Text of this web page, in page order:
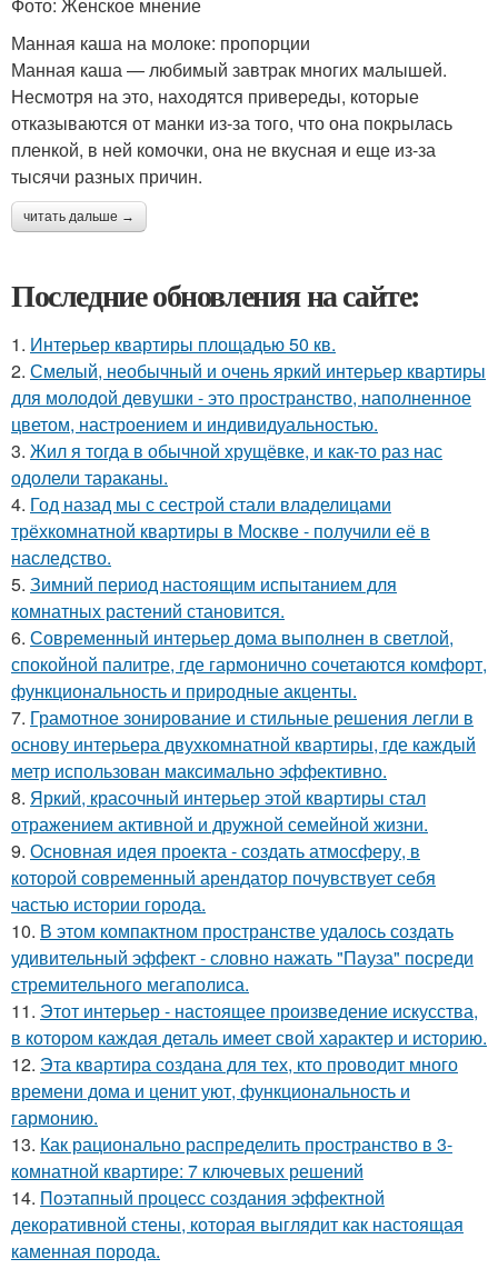
Манная каша на молоке: пропорции
Манная каша — любимый завтрак многих малышей.
Несмотря на это, находятся привереды, которые
отказываются от манки из-за того, что она покрылась
пленкой, в ней комочки, она не вкусная и еще из-за
тысячи разных причин.
читать дальше →
Последние обновления на сайте:
1. Интерьер квартиры площадью 50 кв.
2. Смелый, необычный и очень яркий интерьер квартиры
для молодой девушки - это пространство, наполненное
цветом, настроением и индивидуальностью.
3. Жил я тогда в обычной хрущёвке, и как-то раз нас
одолели тараканы.
4. Год назад мы с сестрой стали владелицами
трёхкомнатной квартиры в Москве - получили её в
наследство.
5. Зимний период настоящим испытанием для
комнатных растений становится.
6. Современный интерьер дома выполнен в светлой,
спокойной палитре, где гармонично сочетаются комфорт,
функциональность и природные акценты.
7. Грамотное зонирование и стильные решения легли в
основу интерьера двухкомнатной квартиры, где каждый
метр использован максимально эффективно.
8. Яркий, красочный интерьер этой квартиры стал
отражением активной и дружной семейной жизни.
9. Основная идея проекта - создать атмосферу, в
которой современный арендатор почувствует себя
частью истории города.
10. В этом компактном пространстве удалось создать
удивительный эффект - словно нажать "Пауза" посреди
стремительного мегаполиса.
11. Этот интерьер - настоящее произведение искусства,
в котором каждая деталь имеет свой характер и историю.
12. Эта квартира создана для тех, кто проводит много
времени дома и ценит уют, функциональность и
гармонию.
13. Как рационально распределить пространство в 3-
комнатной квартире: 7 ключевых решений
14. Поэтапный процесс создания эффектной
декоративной стены, которая выглядит как настоящая
каменная порода.